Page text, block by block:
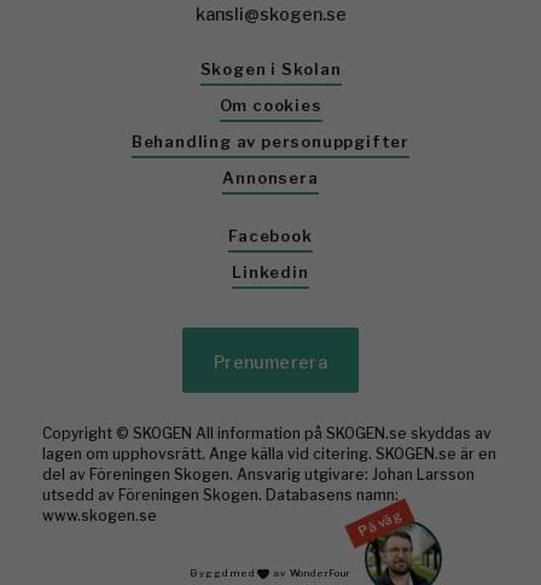
På väg
kansli@skogen.se
Skogen i Skolan
Om cookies
Behandling av personuppgifter
Annonsera
Facebook
Linkedin
Prenumerera
Copyright © SKOGEN All information på SKOGEN.se skyddas av
lagen om upphovsrätt. Ange källa vid citering. SKOGEN.se är en
del av Föreningen Skogen. Ansvarig utgivare: Johan Larsson
utsedd av Föreningen Skogen. Databasens namn:
www.skogen.se
Byggd med av WonderFour